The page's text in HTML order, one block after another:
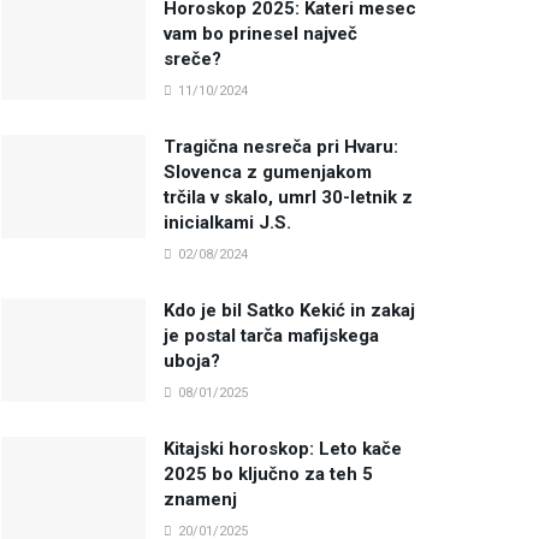
Horoskop 2025: Kateri mesec
vam bo prinesel največ
sreče?
11/10/2024
Tragična nesreča pri Hvaru:
Slovenca z gumenjakom
trčila v skalo, umrl 30-letnik z
inicialkami J.S.
02/08/2024
Kdo je bil Satko Kekić in zakaj
je postal tarča mafijskega
uboja?
08/01/2025
Kitajski horoskop: Leto kače
2025 bo ključno za teh 5
znamenj
20/01/2025